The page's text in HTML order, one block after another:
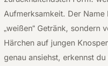
Aufmerksamkeit. Der
„weißen“ Getränk, sondern
Härchen auf jungen
genau ansiehst, erkennst